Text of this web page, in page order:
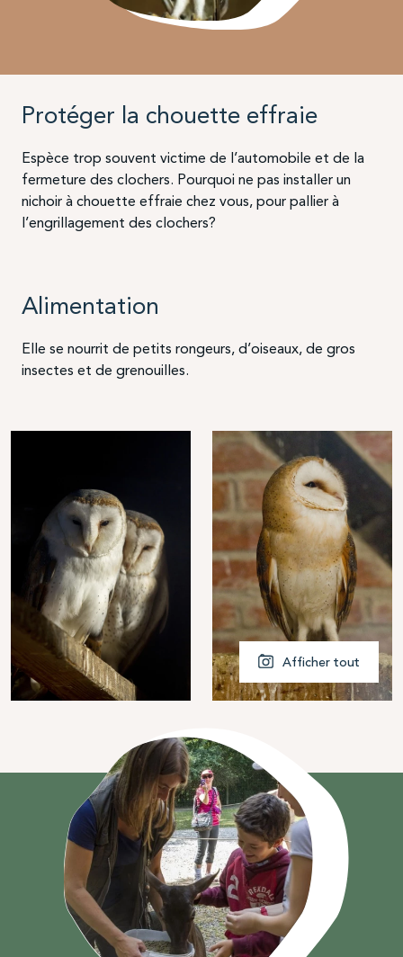
Protéger la chouette effraie
Espèce trop souvent victime de l’automobile et de la
fermeture des clochers. Pourquoi ne pas installer un
nichoir à chouette effraie chez vous, pour pallier à
l’engrillagement des clochers?
Alimentation
Elle se nourrit de petits rongeurs, d’oiseaux, de gros
insectes et de grenouilles.
Afficher tout